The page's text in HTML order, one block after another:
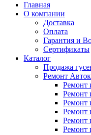
Главная
О компании
Доставка
Оплата
Гарантия и
Сертификаты
Каталог
Продажа
Ремонт
Ремонт
Ремонт
Ремонт
Ремонт
Ремонт
Ремонт